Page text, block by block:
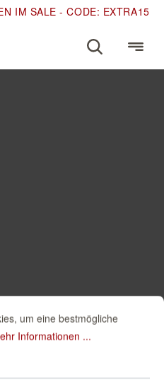
IM SALE - CODE: EXTRA15
um eine bestmögliche
Informationen ...